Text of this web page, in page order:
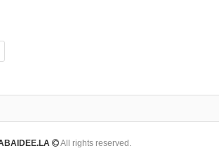
All rights reserved.